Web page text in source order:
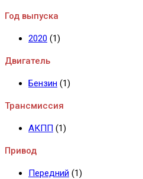
Год выпуска
2020 (1)
Двигатель
Бензин (1)
Трансмиссия
АКПП (1)
Привод
Передний (1)